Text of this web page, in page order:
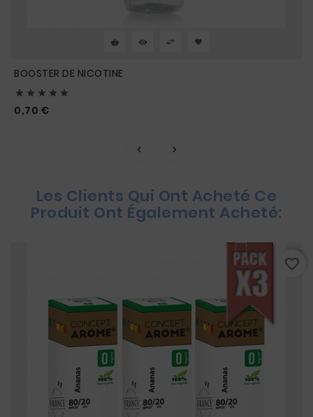
BOOSTER DE NICOTINE
    
0,70 €
Les Clients Qui Ont Acheté Ce
Produit Ont Également Acheté:
favorite_border